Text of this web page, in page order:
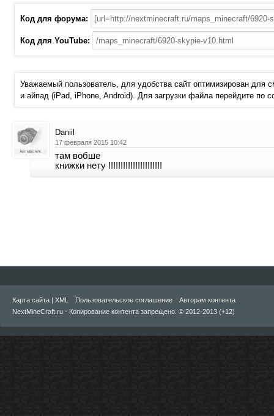
Код для форума:
Код для YouTube:
Уважаемый пользователь, для удобства сайт оптимизирован для
и айпад (iPad, iPhone, Android). Для загрузки файла перейдите по
Daniil
17 февраля 2015 10:42
там вобше
книжки нету !!!!!!!!!!!!!!!!!!!!!!
Карта сайта | XML Пользовательское соглашение
Авторам контента
NextMineCraft.ru - Копирование контента запрещено. © 2012-2013 (+12)